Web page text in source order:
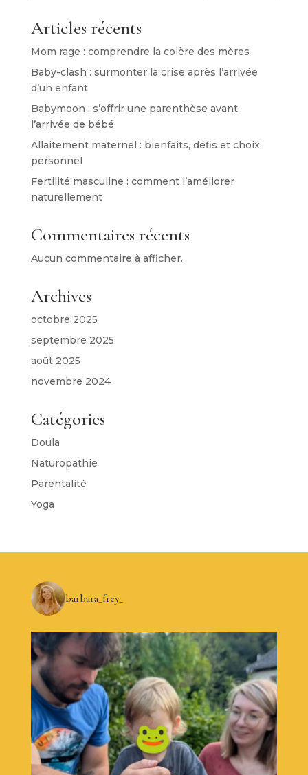
Articles récents
Mom rage : comprendre la colère des mères
Baby-clash : surmonter la crise après l’arrivée
d’un enfant
Babymoon : s’offrir une parenthèse avant
l’arrivée de bébé
Allaitement maternel : bienfaits, défis et choix
personnel
Fertilité masculine : comment l’améliorer
naturellement
Commentaires récents
Aucun commentaire à afficher.
Archives
octobre 2025
septembre 2025
août 2025
novembre 2024
Catégories
Doula
Naturopathie
Parentalité
Yoga
barbara_frey_